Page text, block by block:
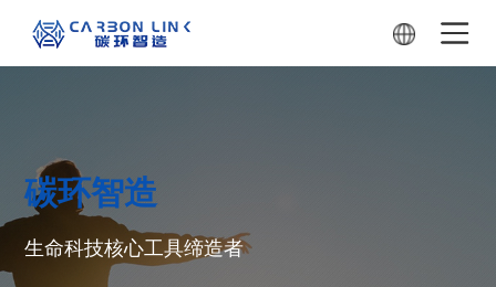
碳环智造
生命科技核心工具缔造者